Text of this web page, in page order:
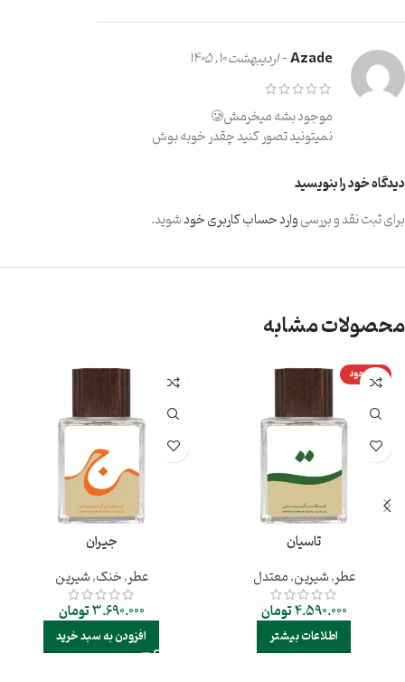
Azade
–اردیبهشت 10, 1405
موجود بشه میخرمش🥲
نمیتونید تصور کنید چقدر خوبه بوش
دیدگاه خود را بنویسید
برای ثبت نقد و بررسیوارد حساب کاربری خودشوید.
محصولات مشابه
ناموجود
تاسیان
عطر,شیرین,معتدل
4.590.000تومان
اطلاعات بیشتر
جیران
عطر,خنک,شیرین
3.690.000تومان
افزودن به سبد خرید